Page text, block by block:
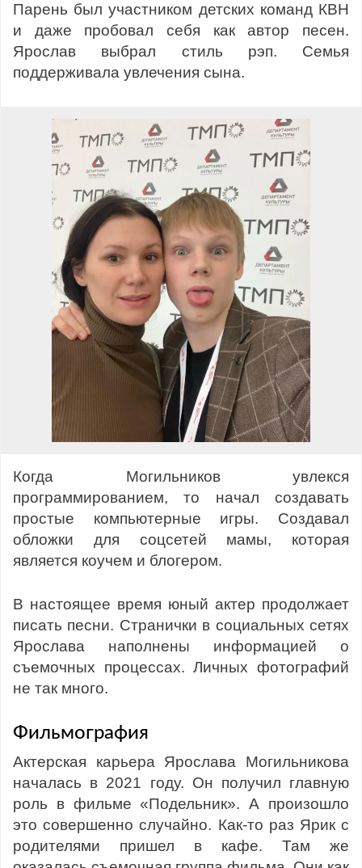
Парень был участником детских команд КВН
и даже пробовал себя как автор песен.
Ярослав выбрал стиль рэп. Семья
поддерживала увлечения сына.
Когда Могильников увлекся
программированием, то начал создавать
простые компьютерные игры. Создавал
обложки для соцсетей мамы, которая
является коучем и блогером.
В настоящее время юный актер продолжает
писать песни. Странички в социальных сетях
Ярослава наполнены информацией о
съемочных процессах. Личных фотографий
не так много.
Фильмография
Актерская карьера Ярослава Могильникова
началась в 2021 году. Он получил главную
роль в фильме «Подельник». А произошло
это совершенно случайно. Как-то раз Ярик с
родителями пришел в кафе. Там же